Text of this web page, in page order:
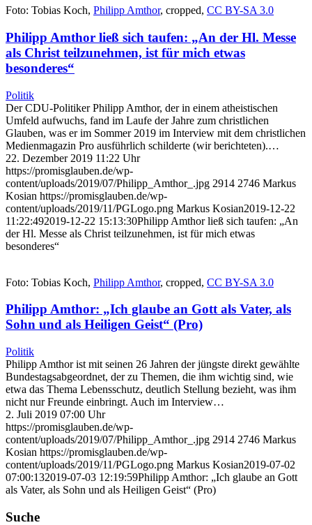
Foto: Tobias Koch, Philipp Amthor, cropped, CC BY-SA 3.0
Philipp Amthor ließ sich taufen: „An der Hl. Messe
als Christ teilzunehmen, ist für mich etwas
besonderes“
Politik
Der CDU-Politiker Philipp Amthor, der in einem atheistischen
Umfeld aufwuchs, fand im Laufe der Jahre zum christlichen
Glauben, was er im Sommer 2019 im Interview mit dem christlichen
Medienmagazin Pro ausführlich schilderte (wir berichteten).…
22. Dezember 2019 11:22 Uhr
https://promisglauben.de/wp-
content/uploads/2019/07/Philipp_Amthor_.jpg 2914 2746 Markus
Kosian https://promisglauben.de/wp-
content/uploads/2019/11/PGLogo.png Markus Kosian2019-12-22
11:22:492019-12-22 15:13:30Philipp Amthor ließ sich taufen: „An
der Hl. Messe als Christ teilzunehmen, ist für mich etwas
besonderes“
Foto: Tobias Koch, Philipp Amthor, cropped, CC BY-SA 3.0
Philipp Amthor: „Ich glaube an Gott als Vater, als
Sohn und als Heiligen Geist“ (Pro)
Politik
Philipp Amthor ist mit seinen 26 Jahren der jüngste direkt gewählte
Bundestagsabgeordnet, der zu Themen, die ihm wichtig sind, wie
etwa das Thema Lebensschutz, deutlich Stellung bezieht, was ihm
nicht nur Freunde einbringt. Auch im Interview…
2. Juli 2019 07:00 Uhr
https://promisglauben.de/wp-
content/uploads/2019/07/Philipp_Amthor_.jpg 2914 2746 Markus
Kosian https://promisglauben.de/wp-
content/uploads/2019/11/PGLogo.png Markus Kosian2019-07-02
07:00:132019-07-03 12:19:59Philipp Amthor: „Ich glaube an Gott
als Vater, als Sohn und als Heiligen Geist“ (Pro)
Suche